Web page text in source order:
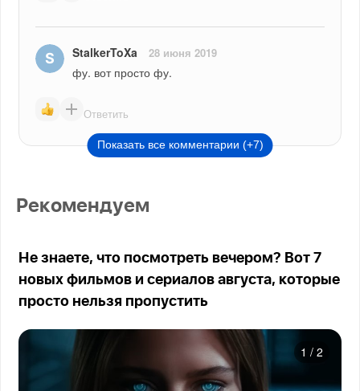
StalkerToXa 28 июня 2019
фу. вот просто фу.
Ответить
Показать все комментарии (+7)
Рекомендуем
Не знаете, что посмотреть вечером? Вот 7
новых фильмов и сериалов августа, которые
просто нельзя пропустить
1 / 2